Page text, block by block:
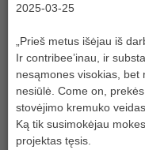
2025-03-25
„Prieš metus išėjau iš
Ir contribee’inau, ir
nesąmones visokias, bet
nesiūlė. Come on,
stovėjimo kremuko
Ką tik susimokėjau
projektas tęsis.